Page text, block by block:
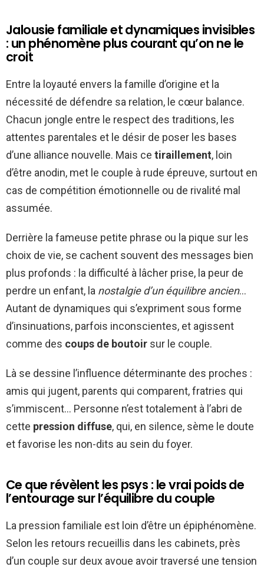
Jalousie familiale et dynamiques invisibles
: un phénomène plus courant qu’on ne le
croit
Entre la loyauté envers la famille d’origine et la
nécessité de défendre sa relation, le cœur balance.
Chacun jongle entre le respect des traditions, les
attentes parentales et le désir de poser les bases
d’une alliance nouvelle. Mais ce tiraillement, loin
d’être anodin, met le couple à rude épreuve, surtout en
cas de compétition émotionnelle ou de rivalité mal
assumée.
Derrière la fameuse petite phrase ou la pique sur les
choix de vie, se cachent souvent des messages bien
plus profonds : la difficulté à lâcher prise, la peur de
perdre un enfant, la nostalgie d’un équilibre ancien…
Autant de dynamiques qui s’expriment sous forme
d’insinuations, parfois inconscientes, et agissent
comme des coups de boutoir sur le couple.
Là se dessine l’influence déterminante des proches :
amis qui jugent, parents qui comparent, fratries qui
s’immiscent… Personne n’est totalement à l’abri de
cette pression diffuse, qui, en silence, sème le doute
et favorise les non-dits au sein du foyer.
Ce que révèlent les psys : le vrai poids de
l’entourage sur l’équilibre du couple
La pression familiale est loin d’être un épiphénomène.
Selon les retours recueillis dans les cabinets, près
d’un couple sur deux avoue avoir traversé une tension